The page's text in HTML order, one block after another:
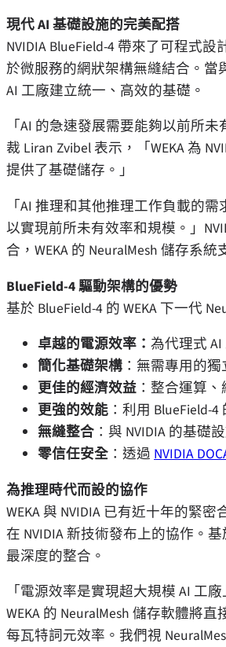
現代 AI 基礎設施的完美配搭
NVIDIA BlueField-4 帶來了可程式
於微服務的網狀架構無縫結合。當
AI 工廠建立統一、高效的基礎。
「AI 的急速發展需要能夠以前所
裁 Liran Zvibel 表示，「WEKA 為
提供了基礎儲存。」
「AI 推理和其他推理工作負載的
以實現前所未有效率和規模。」
合，WEKA 的 NeuralMesh 儲存系
BlueField-4 驅動架構的優勢
基於 BlueField-4 的 WEKA 下一代
卓越的電源效率： 為代理式
簡化基礎架構 ：無需專用的
更佳的經濟效益 ：整合運算
更強的效能 ：利用 BlueField-
無縫整合 ：與 NVIDIA 的基礎
零信任安全 ：透過 NVIDIA
為推理時代而設的協作
WEKA 與 NVIDIA 已有近十年的緊
在 NVIDIA 新技術發布上的協作。基
最深度的整合。
「電源效率是實現超大規模 AI 工
WEKA 的 NeuralMesh 儲存軟體將
每瓦特詞元效率。我們視